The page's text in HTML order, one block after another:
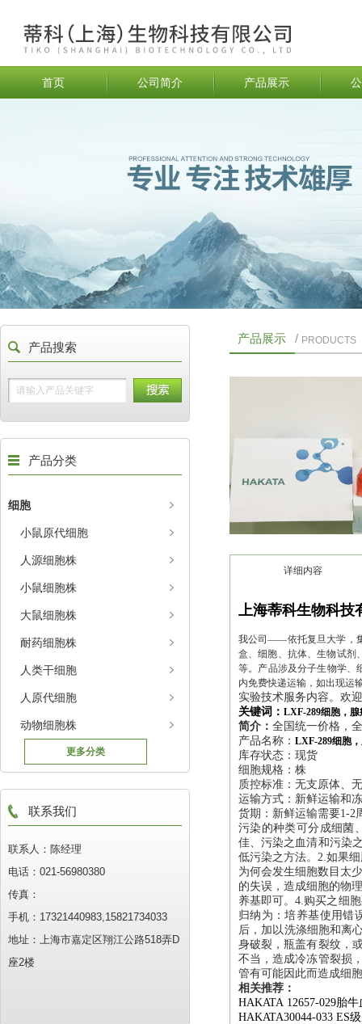
首页 公司简介 产品展示
产品搜索
产品分类
细胞
小鼠原代细胞
人源细胞株
小鼠细胞株
大鼠细胞株
耐药细胞株
人类干细胞
人原代细胞
动物细胞株
更多分类
联系我们
联系人：陈经理
电话：021-56980380
传真：
手机：17321440983,15821734033
地址：上海市嘉定区翔江公路518弄D
座2楼
产品展示 / PRODUCTS
详细内容
上海蒂科生物科技
我公司——依托复旦大学，
盒、细胞、抗体、生物试剂
等。产品涉及分子生物学、
内免费快递运输，如出现运
实验技术服务内容。欢
关键词： LXF-289细胞，
简介： 全国统一价格，
产品名称： LXF-289细胞
库存状态：现货
细胞规格：株
质控标准：无支原体、
运输方式：新鲜运输和
货期：新鲜运输需要1-2
污染的种类可分成细菌
佳、污染之血清和污染
低污染之方法。2.如果
为何会发生细胞数目太
的失误，造成细胞的物
养基即可。4.购买之细
归纳为：培养基使用错
后，加以洗涤细胞和离
身破裂，瓶盖有裂纹，
不当，造成冷冻管裂损
管有可能因此而造成细
相关推荐：
HAKATA 12657-029胎牛
HAKATA30044-033 ES